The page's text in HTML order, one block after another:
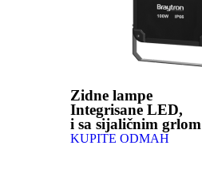
Zidne lampe
Integrisane LED,
i sa sijaličnim grlom
KUPITE ODMAH